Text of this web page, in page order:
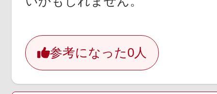
参考になった0人